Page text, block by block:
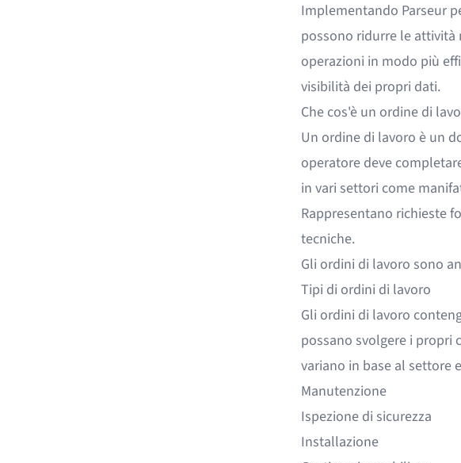
Implementando Parseur
possono ridurre le attività
operazioni in modo più
visibilità dei propri dati.
Che cos'è un ordine di
Un ordine di lavoro è un
operatore deve
in vari settori come
Rappresentano richieste
tecniche.
Gli ordini di lavoro sono
Tipi di ordini di lavoro
Gli ordini di lavoro
possano svolgere i propri
variano in base al settore
Manutenzione
Ispezione di sicurezza
Installazione